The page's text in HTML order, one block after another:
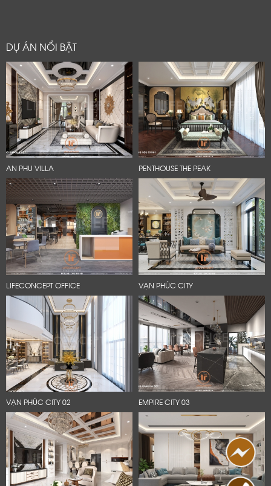
DỰ ÁN NỔI BẬT
AN PHU VILLA PENTHOUSE THE PEAK
LIFECONCEPT OFFICE VẠN PHÚC CITY
VẠN PHÚC CITY 02 EMPIRE CITY 03